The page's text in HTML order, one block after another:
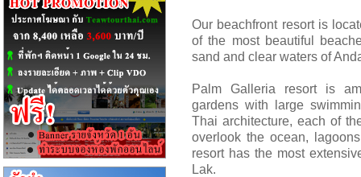
Our beachfront resort is
of the most beautiful
sand and clear waters of
Palm Galleria resort is
gardens with large
Thai architecture, each of
overlook the ocean,
resort has the most
Lak.